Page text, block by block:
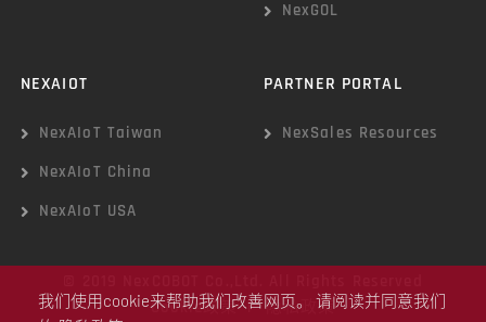
我们使用cookie来帮助我们改善网页。 请阅读并同意我们
NexGOL
NEXAIOT
NexAIoT Taiwan
NexAIoT China
NexAIoT USA
PARTNER PORTAL
NexSales Resources
Cookie政策 | 隐私政策